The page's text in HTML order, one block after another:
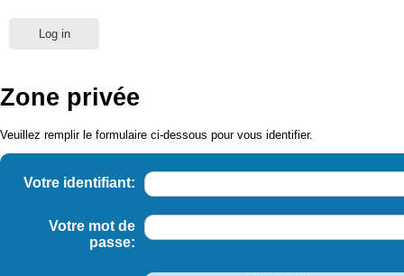
Log in
Zone privée
Veuillez remplir le formulaire ci-dessous pour vous identifier.
Votre identifiant:
Votre mot de
passe: